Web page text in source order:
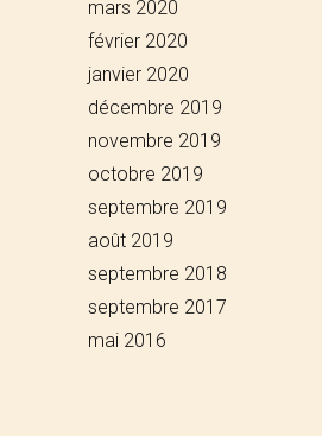
mars 2020
février 2020
janvier 2020
décembre 2019
novembre 2019
octobre 2019
septembre 2019
août 2019
septembre 2018
septembre 2017
mai 2016